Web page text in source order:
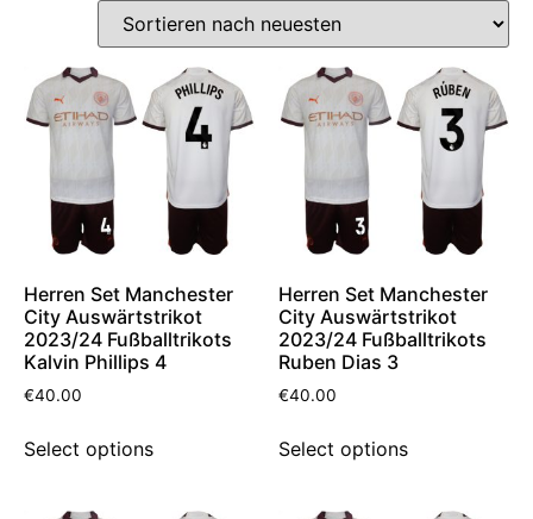
Herren Set Manchester
City Auswärtstrikot
2023/24 Fußballtrikots
Kalvin Phillips 4
€40.00
Select options
Herren Set Manchester
City Auswärtstrikot
2023/24 Fußballtrikots
Ruben Dias 3
€40.00
Select options